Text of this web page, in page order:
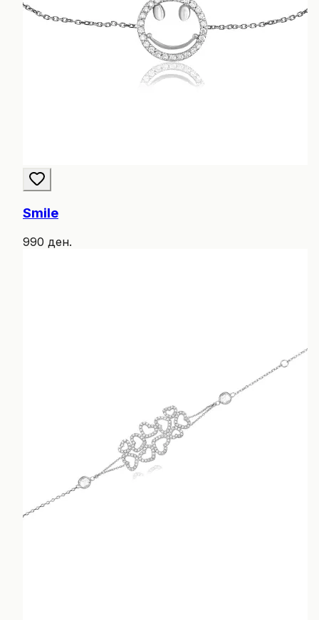
Smile
990 ден.